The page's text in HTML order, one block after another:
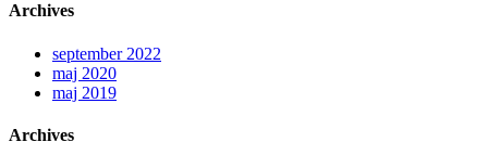
Archives
september 2022
maj 2020
maj 2019
Archives